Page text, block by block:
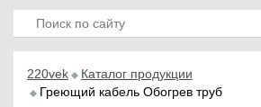
220vek
Каталог продукции
Греющий кабель Обогрев труб